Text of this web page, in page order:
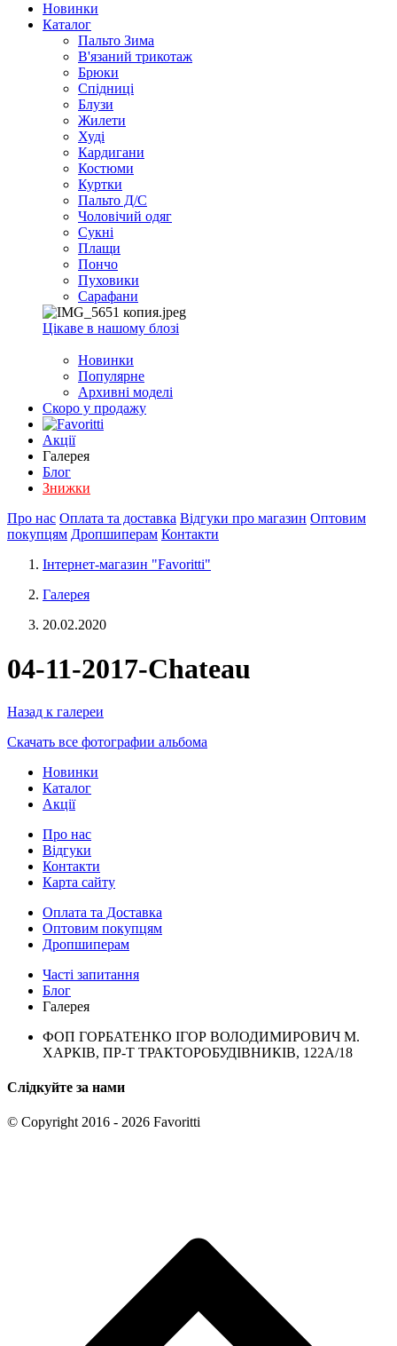
Новинки
Каталог
Пальто Зима
В'язаний трикотаж
Брюки
Спідниці
Блузи
Жилети
Худі
Кардигани
Костюми
Куртки
Пальто Д/С
Чоловічий одяг
Сукні
Плащи
Пончо
Пуховики
Сарафани
Цікаве в нашому блозі
Новинки
Популярне
Архивні моделі
Скоро у продажу
Акції
Галерея
Блог
Знижки
Про нас Оплата та доставка Відгуки про магазин Оптовим
покупцям Дропшиперам Контакти
Інтернет-магазин "Favoritti"
Галерея
20.02.2020
04-11-2017-Chateau
Назад к галереи
Скачать все фотографии альбома
Новинки
Каталог
Акції
Про нас
Відгуки
Контакти
Карта сайту
Оплата та Доставка
Оптовим покупцям
Дропшиперам
Часті запитання
Блог
Галерея
ФОП ГОРБАТЕНКО ІГОР ВОЛОДИМИРОВИЧ М.
ХАРКІВ, ПР-Т ТРАКТОРОБУДІВНИКІВ, 122А/18
Слідкуйте за нами
© Copyright 2016 - 2026 Favoritti